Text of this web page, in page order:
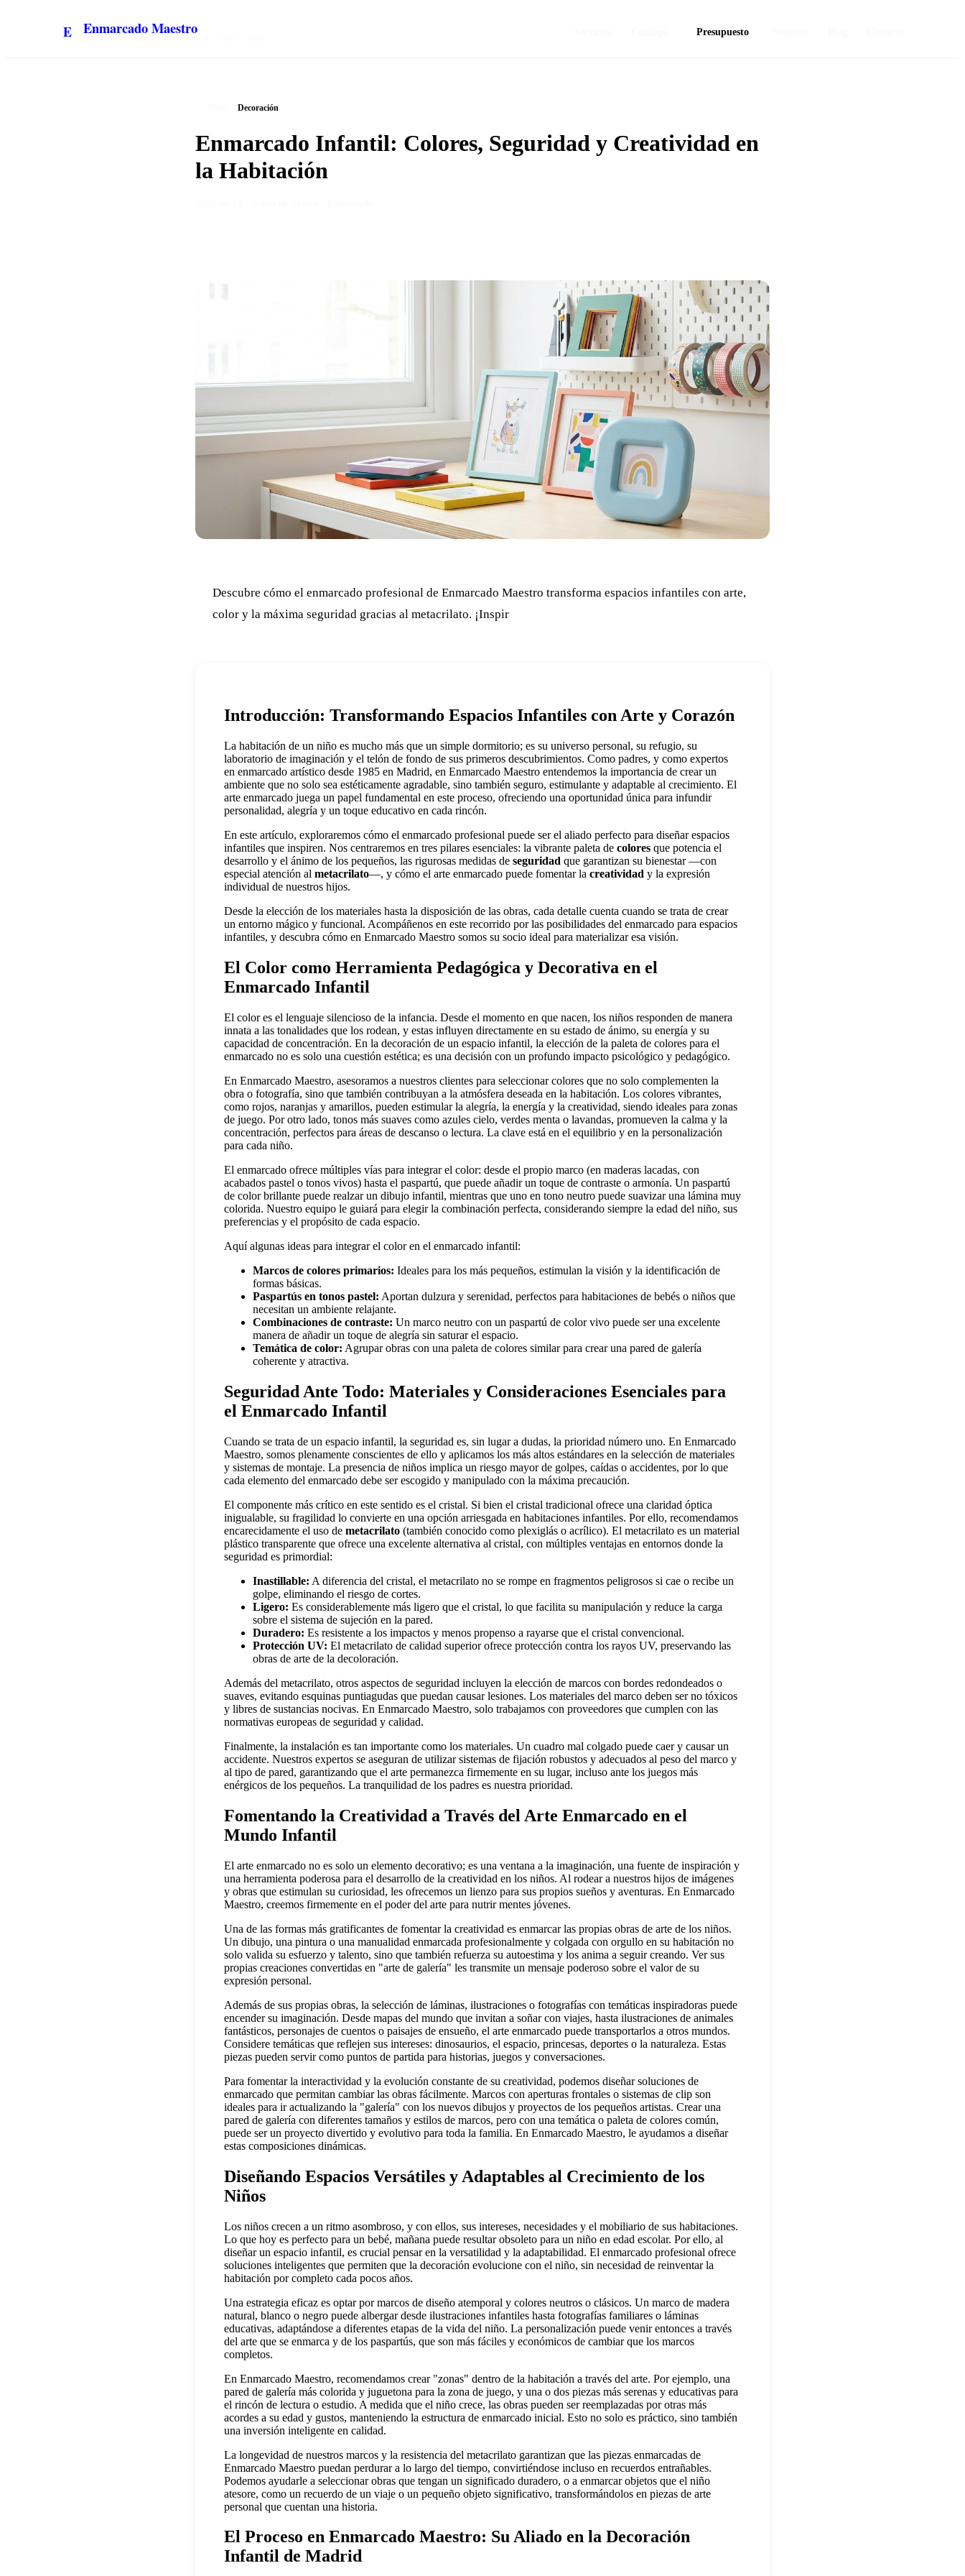
E Enmarcado Maestro Presupuesto
Decoración
Enmarcado Infantil: Colores, Seguridad y Creatividad en
la Habitación
Descubre cómo el enmarcado profesional de Enmarcado Maestro transforma espacios infantiles con arte,
color y la máxima seguridad gracias al metacrilato. ¡Inspir
Introducción: Transformando Espacios Infantiles con Arte y Corazón
La habitación de un niño es mucho más que un simple dormitorio; es su universo personal, su refugio, su
laboratorio de imaginación y el telón de fondo de sus primeros descubrimientos. Como padres, y como expertos
en enmarcado artístico desde 1985 en Madrid, en Enmarcado Maestro entendemos la importancia de crear un
ambiente que no solo sea estéticamente agradable, sino también seguro, estimulante y adaptable al crecimiento. El
arte enmarcado juega un papel fundamental en este proceso, ofreciendo una oportunidad única para infundir
personalidad, alegría y un toque educativo en cada rincón.
En este artículo, exploraremos cómo el enmarcado profesional puede ser el aliado perfecto para diseñar espacios
infantiles que inspiren. Nos centraremos en tres pilares esenciales: la vibrante paleta de colores que potencia el
desarrollo y el ánimo de los pequeños, las rigurosas medidas de seguridad que garantizan su bienestar —con
especial atención al metacrilato—, y cómo el arte enmarcado puede fomentar la creatividad y la expresión
individual de nuestros hijos.
Desde la elección de los materiales hasta la disposición de las obras, cada detalle cuenta cuando se trata de crear
un entorno mágico y funcional. Acompáñenos en este recorrido por las posibilidades del enmarcado para espacios
infantiles, y descubra cómo en Enmarcado Maestro somos su socio ideal para materializar esa visión.
El Color como Herramienta Pedagógica y Decorativa en el
Enmarcado Infantil
El color es el lenguaje silencioso de la infancia. Desde el momento en que nacen, los niños responden de manera
innata a las tonalidades que los rodean, y estas influyen directamente en su estado de ánimo, su energía y su
capacidad de concentración. En la decoración de un espacio infantil, la elección de la paleta de colores para el
enmarcado no es solo una cuestión estética; es una decisión con un profundo impacto psicológico y pedagógico.
En Enmarcado Maestro, asesoramos a nuestros clientes para seleccionar colores que no solo complementen la
obra o fotografía, sino que también contribuyan a la atmósfera deseada en la habitación. Los colores vibrantes,
como rojos, naranjas y amarillos, pueden estimular la alegría, la energía y la creatividad, siendo ideales para zonas
de juego. Por otro lado, tonos más suaves como azules cielo, verdes menta o lavandas, promueven la calma y la
concentración, perfectos para áreas de descanso o lectura. La clave está en el equilibrio y en la personalización
para cada niño.
El enmarcado ofrece múltiples vías para integrar el color: desde el propio marco (en maderas lacadas, con
acabados pastel o tonos vivos) hasta el paspartú, que puede añadir un toque de contraste o armonía. Un paspartú
de color brillante puede realzar un dibujo infantil, mientras que uno en tono neutro puede suavizar una lámina muy
colorida. Nuestro equipo le guiará para elegir la combinación perfecta, considerando siempre la edad del niño, sus
preferencias y el propósito de cada espacio.
Aquí algunas ideas para integrar el color en el enmarcado infantil:
Marcos de colores primarios: Ideales para los más pequeños, estimulan la visión y la identificación de
formas básicas.
Paspartús en tonos pastel: Aportan dulzura y serenidad, perfectos para habitaciones de bebés o niños que
necesitan un ambiente relajante.
Combinaciones de contraste: Un marco neutro con un paspartú de color vivo puede ser una excelente
manera de añadir un toque de alegría sin saturar el espacio.
Temática de color: Agrupar obras con una paleta de colores similar para crear una pared de galería
coherente y atractiva.
Seguridad Ante Todo: Materiales y Consideraciones Esenciales para
el Enmarcado Infantil
Cuando se trata de un espacio infantil, la seguridad es, sin lugar a dudas, la prioridad número uno. En Enmarcado
Maestro, somos plenamente conscientes de ello y aplicamos los más altos estándares en la selección de materiales
y sistemas de montaje. La presencia de niños implica un riesgo mayor de golpes, caídas o accidentes, por lo que
cada elemento del enmarcado debe ser escogido y manipulado con la máxima precaución.
El componente más crítico en este sentido es el cristal. Si bien el cristal tradicional ofrece una claridad óptica
inigualable, su fragilidad lo convierte en una opción arriesgada en habitaciones infantiles. Por ello, recomendamos
encarecidamente el uso de metacrilato (también conocido como plexiglás o acrílico). El metacrilato es un material
plástico transparente que ofrece una excelente alternativa al cristal, con múltiples ventajas en entornos donde la
seguridad es primordial:
Inastillable: A diferencia del cristal, el metacrilato no se rompe en fragmentos peligrosos si cae o recibe un
golpe, eliminando el riesgo de cortes.
Ligero: Es considerablemente más ligero que el cristal, lo que facilita su manipulación y reduce la carga
sobre el sistema de sujeción en la pared.
Duradero: Es resistente a los impactos y menos propenso a rayarse que el cristal convencional.
Protección UV: El metacrilato de calidad superior ofrece protección contra los rayos UV, preservando las
obras de arte de la decoloración.
Además del metacrilato, otros aspectos de seguridad incluyen la elección de marcos con bordes redondeados o
suaves, evitando esquinas puntiagudas que puedan causar lesiones. Los materiales del marco deben ser no tóxicos
y libres de sustancias nocivas. En Enmarcado Maestro, solo trabajamos con proveedores que cumplen con las
normativas europeas de seguridad y calidad.
Finalmente, la instalación es tan importante como los materiales. Un cuadro mal colgado puede caer y causar un
accidente. Nuestros expertos se aseguran de utilizar sistemas de fijación robustos y adecuados al peso del marco y
al tipo de pared, garantizando que el arte permanezca firmemente en su lugar, incluso ante los juegos más
enérgicos de los pequeños. La tranquilidad de los padres es nuestra prioridad.
Fomentando la Creatividad a Través del Arte Enmarcado en el
Mundo Infantil
El arte enmarcado no es solo un elemento decorativo; es una ventana a la imaginación, una fuente de inspiración y
una herramienta poderosa para el desarrollo de la creatividad en los niños. Al rodear a nuestros hijos de imágenes
y obras que estimulan su curiosidad, les ofrecemos un lienzo para sus propios sueños y aventuras. En Enmarcado
Maestro, creemos firmemente en el poder del arte para nutrir mentes jóvenes.
Una de las formas más gratificantes de fomentar la creatividad es enmarcar las propias obras de arte de los niños.
Un dibujo, una pintura o una manualidad enmarcada profesionalmente y colgada con orgullo en su habitación no
solo valida su esfuerzo y talento, sino que también refuerza su autoestima y los anima a seguir creando. Ver sus
propias creaciones convertidas en "arte de galería" les transmite un mensaje poderoso sobre el valor de su
expresión personal.
Además de sus propias obras, la selección de láminas, ilustraciones o fotografías con temáticas inspiradoras puede
encender su imaginación. Desde mapas del mundo que invitan a soñar con viajes, hasta ilustraciones de animales
fantásticos, personajes de cuentos o paisajes de ensueño, el arte enmarcado puede transportarlos a otros mundos.
Considere temáticas que reflejen sus intereses: dinosaurios, el espacio, princesas, deportes o la naturaleza. Estas
piezas pueden servir como puntos de partida para historias, juegos y conversaciones.
Para fomentar la interactividad y la evolución constante de su creatividad, podemos diseñar soluciones de
enmarcado que permitan cambiar las obras fácilmente. Marcos con aperturas frontales o sistemas de clip son
ideales para ir actualizando la "galería" con los nuevos dibujos y proyectos de los pequeños artistas. Crear una
pared de galería con diferentes tamaños y estilos de marcos, pero con una temática o paleta de colores común,
puede ser un proyecto divertido y evolutivo para toda la familia. En Enmarcado Maestro, le ayudamos a diseñar
estas composiciones dinámicas.
Diseñando Espacios Versátiles y Adaptables al Crecimiento de los
Niños
Los niños crecen a un ritmo asombroso, y con ellos, sus intereses, necesidades y el mobiliario de sus habitaciones.
Lo que hoy es perfecto para un bebé, mañana puede resultar obsoleto para un niño en edad escolar. Por ello, al
diseñar un espacio infantil, es crucial pensar en la versatilidad y la adaptabilidad. El enmarcado profesional ofrece
soluciones inteligentes que permiten que la decoración evolucione con el niño, sin necesidad de reinventar la
habitación por completo cada pocos años.
Una estrategia eficaz es optar por marcos de diseño atemporal y colores neutros o clásicos. Un marco de madera
natural, blanco o negro puede albergar desde ilustraciones infantiles hasta fotografías familiares o láminas
educativas, adaptándose a diferentes etapas de la vida del niño. La personalización puede venir entonces a través
del arte que se enmarca y de los paspartús, que son más fáciles y económicos de cambiar que los marcos
completos.
En Enmarcado Maestro, recomendamos crear "zonas" dentro de la habitación a través del arte. Por ejemplo, una
pared de galería más colorida y juguetona para la zona de juego, y una o dos piezas más serenas y educativas para
el rincón de lectura o estudio. A medida que el niño crece, las obras pueden ser reemplazadas por otras más
acordes a su edad y gustos, manteniendo la estructura de enmarcado inicial. Esto no solo es práctico, sino también
una inversión inteligente en calidad.
La longevidad de nuestros marcos y la resistencia del metacrilato garantizan que las piezas enmarcadas de
Enmarcado Maestro puedan perdurar a lo largo del tiempo, convirtiéndose incluso en recuerdos entrañables.
Podemos ayudarle a seleccionar obras que tengan un significado duradero, o a enmarcar objetos que el niño
atesore, como un recuerdo de un viaje o un pequeño objeto significativo, transformándolos en piezas de arte
personal que cuentan una historia.
El Proceso en Enmarcado Maestro: Su Aliado en la Decoración
Infantil de Madrid